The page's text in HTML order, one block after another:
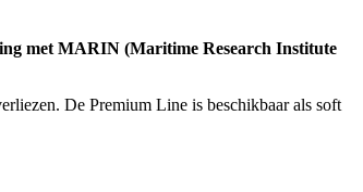
met MARIN (Maritime Research Institute
De Premium Line is beschikbaar als soft